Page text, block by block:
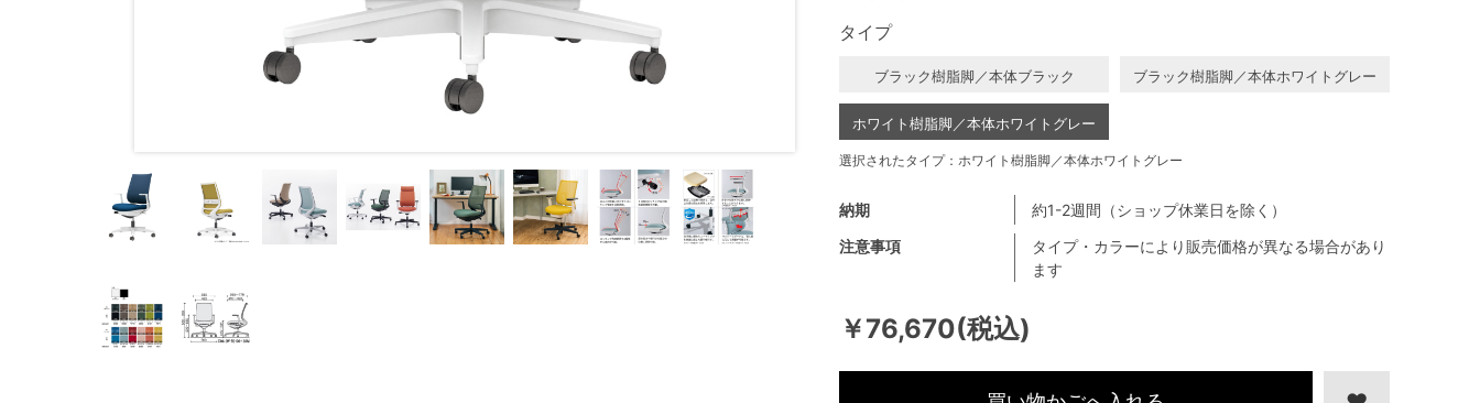
￥76,670(税込)
注意事項
タイプ・カラーにより販売価格が異なる場合があり
ます
納期 約1-2週間（ショップ休業日を除く）
タイプ
ブラック樹脂脚／本体ブラック ブラック樹脂脚／本体ホワイトグレー
ホワイト樹脂脚／本体ホワイトグレー
選択されたタイプ：ホワイト樹脂脚／本体ホワイトグレー